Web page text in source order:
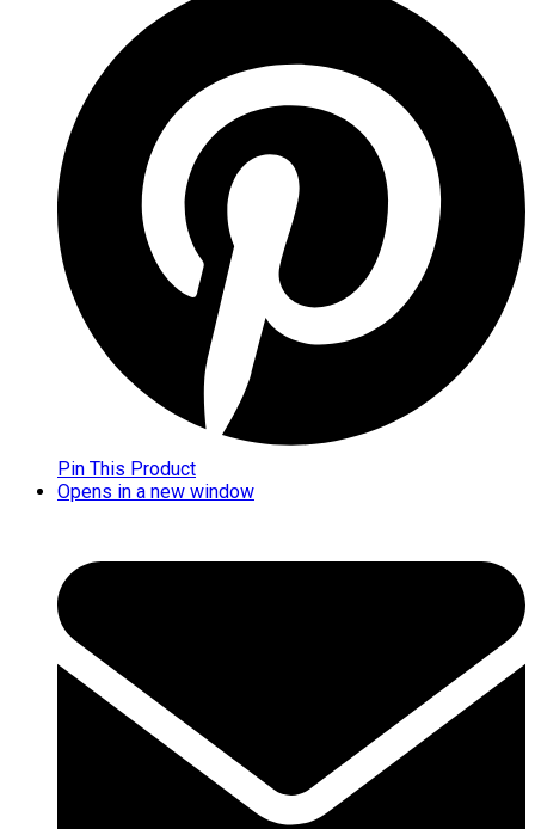
Pin This Product
Opens in a new window